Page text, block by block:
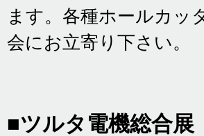
ます。各種ホールカッ
会にお立寄り下さい。
■ツルタ電機総合展